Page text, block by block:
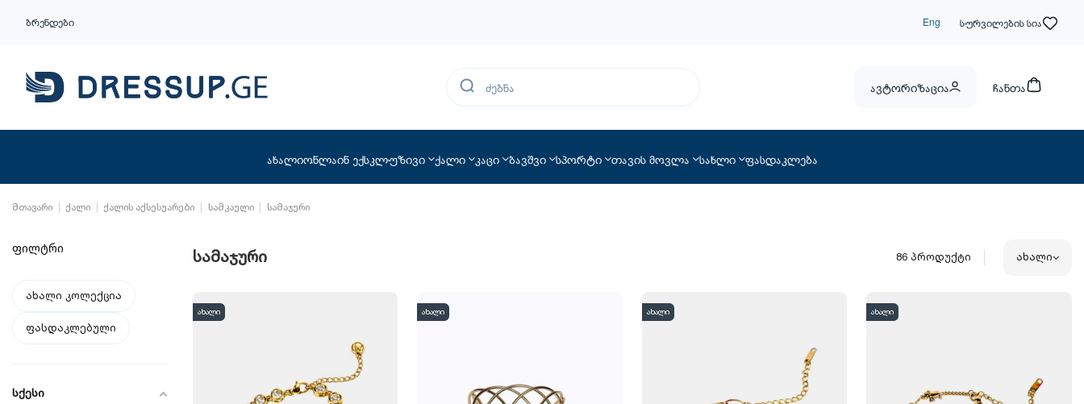
ბრენდები Eng სურვილების სია
ავტორიზაცია ჩანთა
ახალიონლაინ ექსკლუზივი ქალი კაცი ბავშვი სპორტი თავის მოვლა სახლი ფასდაკლება
მთავარი ქალი ქალის აქსესუარები სამკაული სამაჯური
სამაჯური 86პროდუქტი ახალი
ახალი ახალი ახალი ახალი
ფილტრი
ახალი კოლექცია
ფასდაკლებული
სქესი